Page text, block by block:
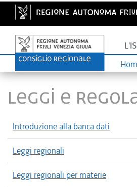
LEGGI E
Introduzione alla banca dati
Leggi regionali
Leggi regionali per materie